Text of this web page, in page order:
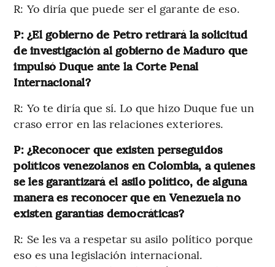
R: Yo diría que puede ser el garante de eso.
P: ¿El gobierno de Petro retirará la solicitud
de investigación al gobierno de Maduro que
impulsó Duque ante la Corte Penal
Internacional?
R: Yo te diría que sí. Lo que hizo Duque fue un
craso error en las relaciones exteriores.
P: ¿Reconocer que existen perseguidos
políticos venezolanos en Colombia, a quienes
se les garantizará el asilo político, de alguna
manera es reconocer que en Venezuela no
existen garantías democráticas?
R: Se les va a respetar su asilo político porque
eso es una legislación internacional.